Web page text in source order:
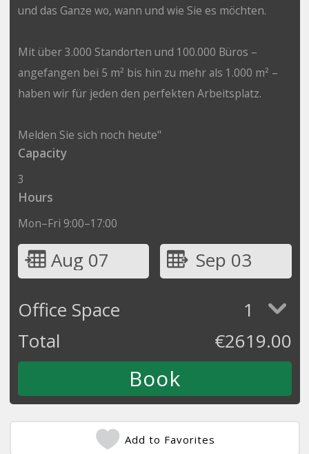
und das Ganze wo, wann und wie Sie es möchten.
Mit über 3.000 Standorten und 100.000 Büros –
angefangen bei 5 m² bis hin zu mehr als 1.000 m² –
haben wir für jeden den perfekten Arbeitsplatz.
Melden Sie sich noch heute"
Capacity
3
Hours
Mon–Fri 9:00–17:00
Aug 07
Sep 03
Office Space
1
Total
€2619.00
Add to Favorites